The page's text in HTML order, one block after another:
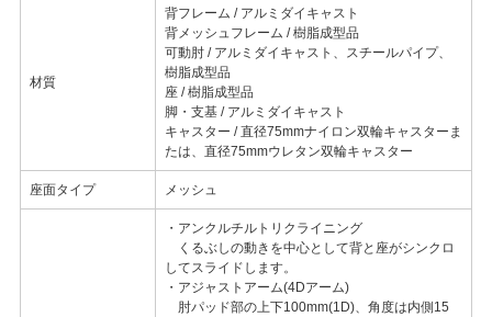
材質
背フレーム / アルミダイキャスト
背メッシュフレーム / 樹脂成型品
可動肘 / アルミダイキャスト、スチールパイプ、
樹脂成型品
座 / 樹脂成型品
脚・支基 / アルミダイキャスト
キャスター / 直径75mmナイロン双輪キャスターま
たは、直径75mmウレタン双輪キャスター
座面タイプ メッシュ
・アンクルチルトリクライニング
くるぶしの動きを中心として背と座がシンクロ
してスライドします。
・アジャストアーム(4Dアーム)
肘パッド部の上下100mm(1D)、角度は内側15